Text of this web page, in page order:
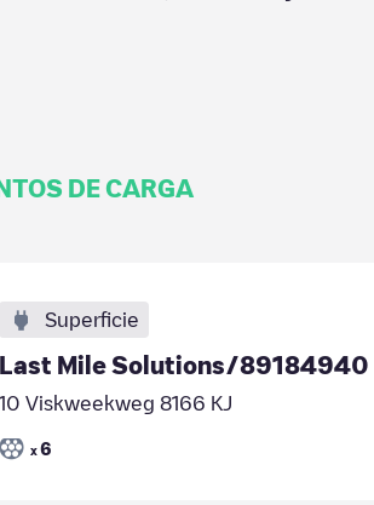
DE CARGA
Superficie
Last Mile Solutions/89184940
10 Viskweekweg 8166 KJ
x 6